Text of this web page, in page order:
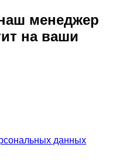
менеджер
на ваши
данных